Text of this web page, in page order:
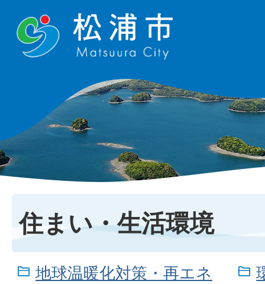
住まい・生活環境
地球温暖化対策・再エネ